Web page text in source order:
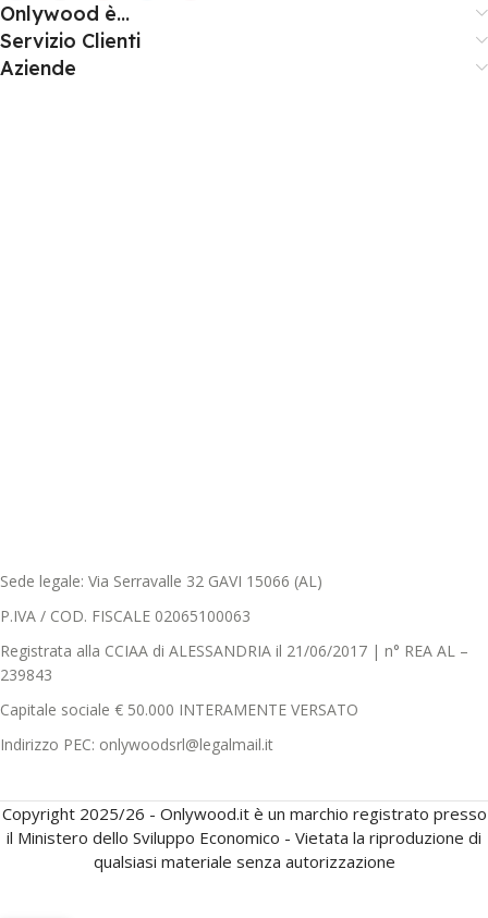
Onlywood è...
Servizio Clienti
Aziende
Sede legale: Via Serravalle 32 GAVI 15066 (AL)
P.IVA / COD. FISCALE 02065100063
Registrata alla CCIAA di ALESSANDRIA il 21/06/2017 | n° REA AL –
239843
Capitale sociale € 50.000 INTERAMENTE VERSATO
Indirizzo PEC: onlywoodsrl@legalmail.it
Copyright 2025/26 - Onlywood.it è un marchio registrato presso
il Ministero dello Sviluppo Economico - Vietata la riproduzione di
qualsiasi materiale senza autorizzazione